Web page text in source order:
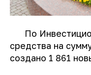
По
средства на
создано 1 861